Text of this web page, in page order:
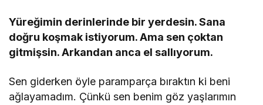
Yüreğimin derinlerinde bir yerdesin. Sana
doğru koşmak istiyorum. Ama sen çoktan
gitmişsin. Arkandan anca el sallıyorum.
Sen giderken öyle paramparça bıraktın ki beni
ağlayamadım. Çünkü sen benim göz yaşlarımın